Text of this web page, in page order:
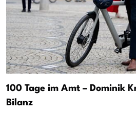
100 Tage im Amt – Dominik
Bilanz